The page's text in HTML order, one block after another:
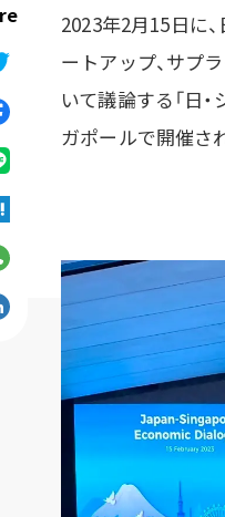
2023年2月15日に
ートアップ、サプ
いて議論する「日
ガポールで開催さ